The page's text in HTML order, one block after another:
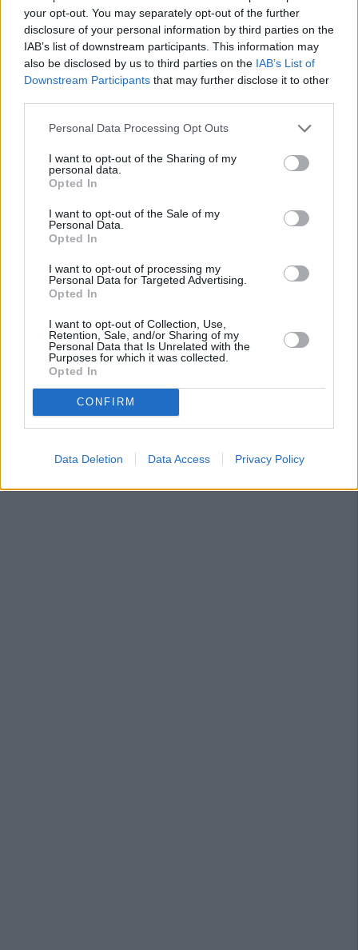
your opt-out. You may separately opt-out of the further
disclosure of your personal information by third parties on the
IAB’s list of downstream participants. This information may
also be disclosed by us to third parties on the IAB’s List of
Downstream Participants that may further disclose it to other
Personal Data Processing Opt Outs
I want to opt-out of the Sharing of my
personal data.
Opted In
I want to opt-out of the Sale of my
Personal Data.
Opted In
I want to opt-out of processing my
Personal Data for Targeted Advertising.
Opted In
I want to opt-out of Collection, Use,
Retention, Sale, and/or Sharing of my
Personal Data that Is Unrelated with the
Purposes for which it was collected.
Opted In
CONFIRM
Data Deletion Data Access Privacy Policy
movimiento de personal en la provincia: “Esta situación
afecta directamente al servicio que prestamos. En el caso
de Linares-Baeza, a la terminal de contenedores o a la
taquilla. Y en este sentido queremos pedir disculpas a los
usuarios del tren talgo Madrid-Almería, afectado por los
paros. Pero es la única manera que tenemos de que nos
hagan caso”.